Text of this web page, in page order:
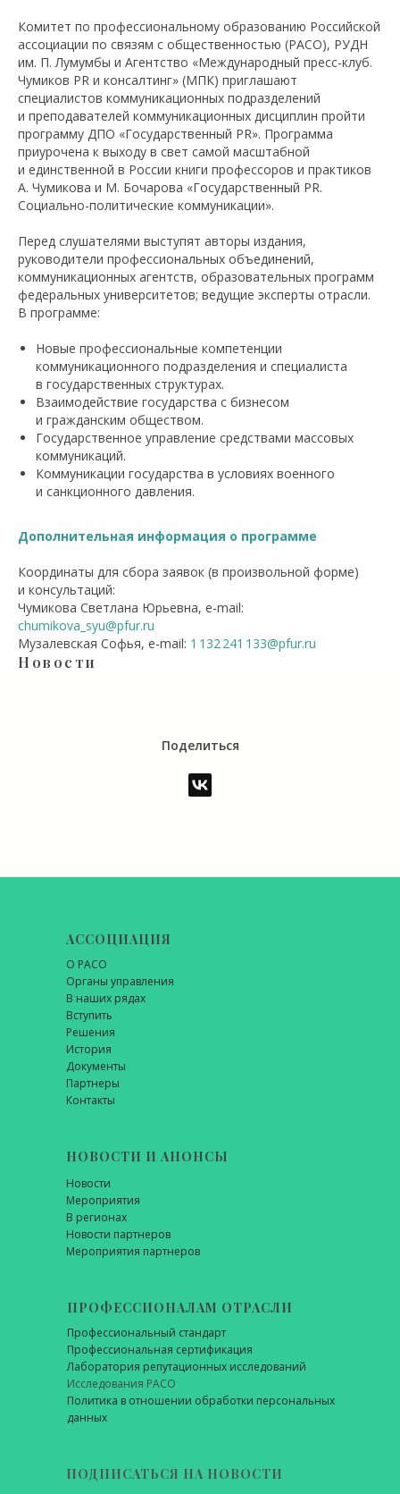
Комитет по профессиональному образованию Российской
ассоциации по связям с общественностью (РАСО), РУДН
им. П. Лумумбы и Агентство «Международный пресс-клуб.
Чумиков PR и консалтинг» (МПК) приглашают
специалистов коммуникационных подразделений
и преподавателей коммуникационных дисциплин пройти
программу ДПО «Государственный PR». Программа
приурочена к выходу в свет самой масштабной
и единственной в России книги профессоров и практиков
А. Чумикова и М. Бочарова «Государственный PR.
Социально-политические коммуникации».
Перед слушателями выступят авторы издания,
руководители профессиональных объединений,
коммуникационных агентств, образовательных программ
федеральных университетов; ведущие эксперты отрасли.
В программе:
Новые профессиональные компетенции
коммуникационного подразделения и специалиста
в государственных структурах.
Взаимодействие государства с бизнесом
и гражданским обществом.
Государственное управление средствами массовых
коммуникаций.
Коммуникации государства в условиях военного
и санкционного давления.
Дополнительная информация о программе
Координаты для сбора заявок (в произвольной форме)
и консультаций:
Чумикова Светлана Юрьевна, е-mail:
chumikova_syu@pfur.ru
Музалевская Софья, е-mail: 1 132 241 133@pfur.ru
Новости
Поделиться
АССОЦИАЦИЯ
О РАСО
Органы управления
В наших рядах
Вступить
Решения
История
Документы
Партнеры
Контакты
НОВОСТИ И АНОНСЫ
Новости
Мероприятия
В регионах
Новости партнеров
Мероприятия партнеров
ПРОФЕССИОНАЛАМ ОТРАСЛИ
Профессиональный стандарт
Профессиональная сертификация
Лаборатория репутационных исследований
Исследования РАСО
Политика в отношении обработки персональных
данных
ПОДПИСАТЬСЯ НА НОВОСТИ